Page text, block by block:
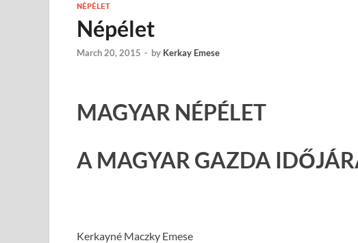
NÉPÉLET
Népélet
March 20, 2015 - by Kerkay Emese
MAGYAR NÉPÉLET
A MAGYAR GAZDA
Kerkayné Maczky Emese